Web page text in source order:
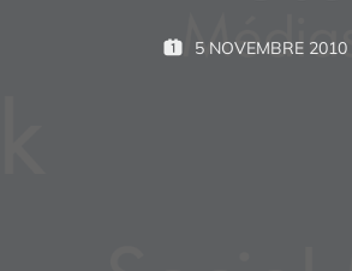
P
5 NOVEMBRE 2010